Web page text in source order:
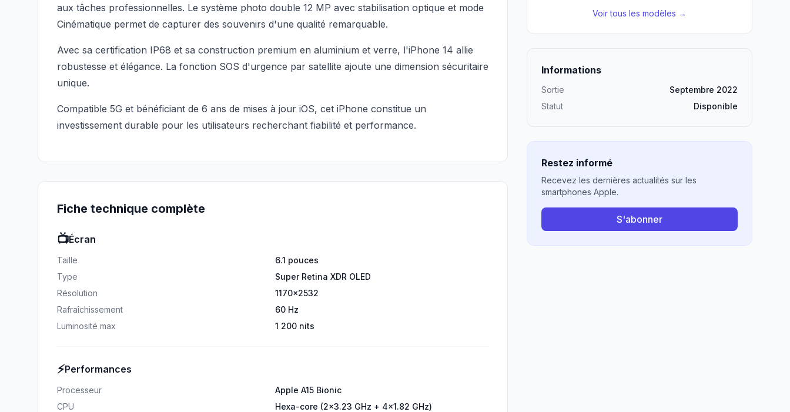
aux tâches professionnelles. Le système photo double 12 MP avec stabilisation optique et mode
Cinématique permet de capturer des souvenirs d'une qualité remarquable.
Avec sa certification IP68 et sa construction premium en aluminium et verre, l'iPhone 14 allie
robustesse et élégance. La fonction SOS d'urgence par satellite ajoute une dimension sécuritaire
unique.
Compatible 5G et bénéficiant de 6 ans de mises à jour iOS, cet iPhone constitue un
investissement durable pour les utilisateurs recherchant fiabilité et performance.
Fiche technique complète
📺Écran
Taille
6.1 pouces
Type
Super Retina XDR OLED
Résolution
1170x2532
Rafraîchissement
60 Hz
Luminosité max
1 200 nits
⚡Performances
Processeur
Apple A15 Bionic
CPU
Hexa-core (2x3.23 GHz + 4x1.82 GHz)
Voir tous les modèles →
Informations
Sortie
Septembre 2022
Statut
Disponible
Restez informé
Recevez les dernières actualités sur les
smartphones Apple.
S'abonner